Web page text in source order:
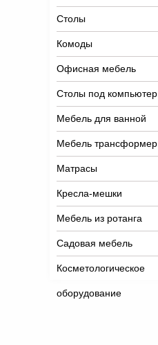
Столы
Комоды
Офисная мебель
Столы под компьютер
Мебель для ванной
Мебель трансформер
Матрасы
Кресла-мешки
Мебель из ротанга
Садовая мебель
Косметологическое
оборудование